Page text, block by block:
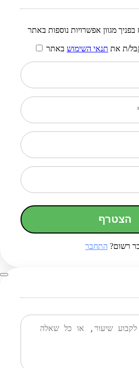
מגוון אפשרויות נוספות באתר
ת את תנאי השימוש באתר
הצטרף
רשום? התחבר